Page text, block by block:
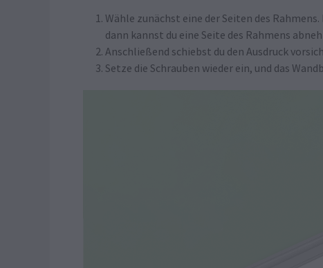
Wähle zunächst eine der Seiten des
dann kannst du eine Seite des Rahmens
Anschließend schiebst du den Ausdruck
Setze die Schrauben wieder ein, und das